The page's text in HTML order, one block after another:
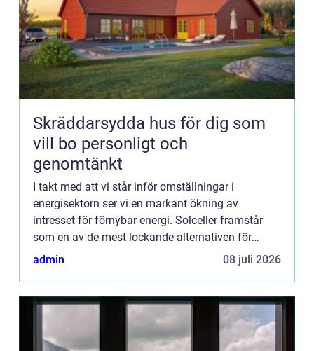
Skräddarsydda hus för dig som
vill bo personligt och
genomtänkt
I takt med att vi står inför omställningar i
energisektorn ser vi en markant ökning av
intresset för förnybar energi. Solceller framstår
som en av de mest lockande alternativen för
privatpersoner, företa...
admin 08 juli 2026